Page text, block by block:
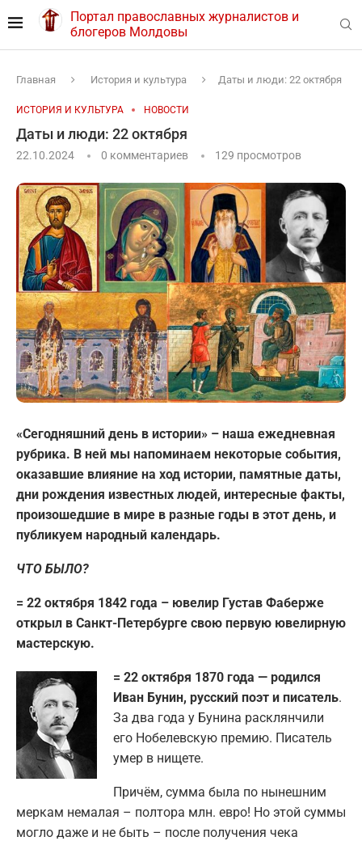
Портал православных журналистов и
блогеров Молдовы
Главная История и культура Даты и люди: 22 октября
ИСТОРИЯ И КУЛЬТУРА НОВОСТИ
Даты и люди: 22 октября
22.10.2024 0 комментариев 129 просмотров
«Сегодняшний день в истории» – наша ежедневная
рубрика. В ней мы напоминаем некоторые события,
оказавшие влияние на ход истории, памятные даты,
дни рождения известных людей, интересные факты,
произошедшие в мире в разные годы в этот день, и
публикуем народный календарь.
ЧТО БЫЛО?
= 22 октября 1842 года – ювелир Густав Фаберже
открыл в Санкт-Петербурге свою первую ювелирную
мастерскую.
= 22 октября 1870 года — родился
Иван Бунин, русский поэт и писатель.
За два года у Бунина расклянчили
его Нобелевскую премию. Писатель
умер в нищете.
Причём, сумма была по нынешним
меркам немалая – полтора млн. евро! Но этой суммы
могло даже и не быть – после получения чека